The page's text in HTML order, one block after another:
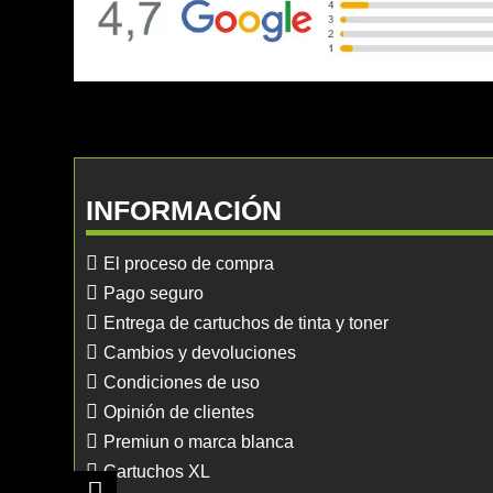
INFORMACIÓN
El proceso de compra
Pago seguro
Entrega de cartuchos de tinta y toner
Cambios y devoluciones
Condiciones de uso
Opinión de clientes
Premiun o marca blanca
Cartuchos XL